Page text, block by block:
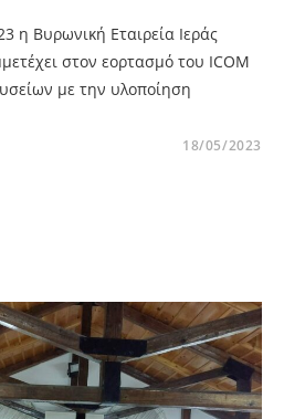
η Βυρωνική Εταιρεία Ιεράς
στον εορτασμό του ICOM
με την υλοποίηση
18/05/2023